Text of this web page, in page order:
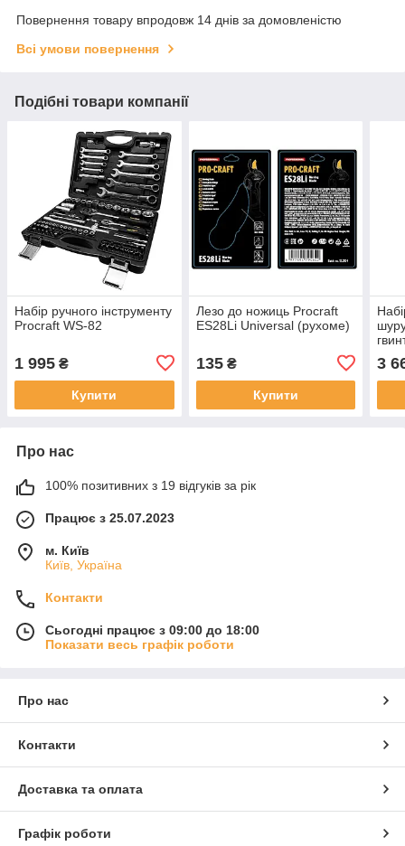
Повернення товару впродовж 14 днів за домовленістю
Всі умови повернення
Подібні товари компанії
Набір ручного інструменту
Procraft WS-82
1 995 ₴
Купити
Лезо до ножиць Procraft
ES28Li Universal (рухоме)
135₴
Купити
3
Про нас
100% позитивних з 19 відгуків за рік
Працює з 25.07.2023
м. Київ
Київ, Україна
Контакти
Сьогодні працює з 09:00 до 18:00
Показати весь графік роботи
Про нас
Контакти
Доставка та оплата
Графік роботи